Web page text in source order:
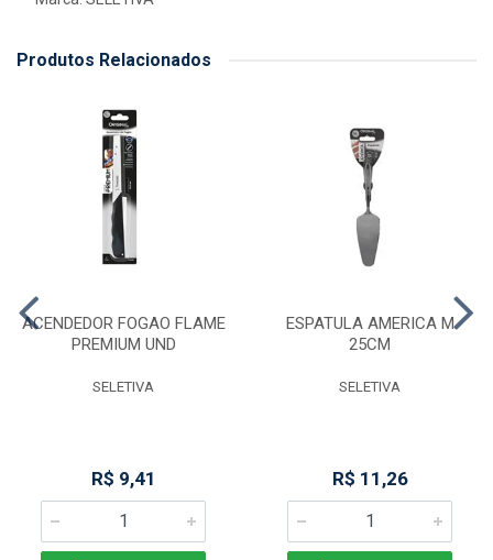
Produtos Relacionados
ACENDEDOR FOGAO FLAME
PREMIUM UND
SELETIVA
R$ 9,41
ESPATULA AMERICA M
25CM
SELETIVA
R$ 11,26